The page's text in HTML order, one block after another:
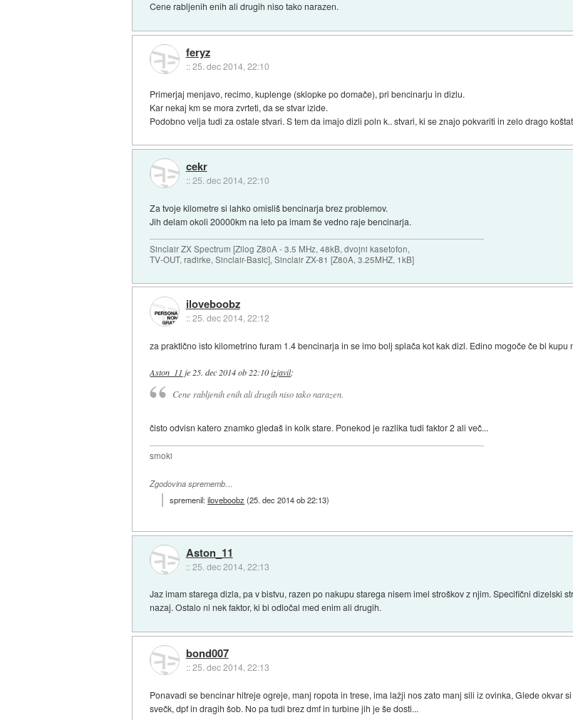
Cene rabljenih enih ali drugih niso tako narazen.
feryz
::25. dec 2014, 22:10
Primerjaj menjavo, recimo, kuplenge (sklopke po domače), pri bencinarju in dizlu.
Kar nekaj km se mora zvrteti, da se stvar izide.
Podobno velja tudi za ostale stvari. S tem da imajo dizli poln k.. stvari, ki se znajo pokvariti in zelo drago
cekr
::25. dec 2014, 22:10
Za tvoje kilometre si lahko omisliš bencinarja brez problemov.
Jih delam okoli 20000km na leto pa imam še vedno raje bencinarja.
Sinclair ZX Spectrum [Zilog Z80A - 3.5 MHz, 48kB, dvojni kasetofon,
TV-OUT, radirke, Sinclair-Basic], Sinclair ZX-81 [Z80A, 3.25MHZ, 1kB]
iloveboobz
::25. dec 2014, 22:12
za praktično isto kilometrino furam 1.4 bencinarja in se imo bolj splača kot kak dizl. Edino mogoče če bi
Aston_11 je 25. dec 2014 ob 22:10 izjavil:
Cene rabljenih enih ali drugih niso tako narazen.
čisto odvisn katero znamko gledaš in kolk stare. Ponekod je razlika tudi faktor 2 ali več...
smoki
Zgodovina sprememb…
spremenil:iloveboobz (25. dec 2014 ob 22:13)
Aston_11
::25. dec 2014, 22:13
Jaz imam starega dizla, pa v bistvu, razen po nakupu starega nisem imel stroškov z njim. Specifični dizelski
nazaj. Ostalo ni nek faktor, ki bi odločal med enim ali drugih.
bond007
::25. dec 2014, 22:13
Ponavadi se bencinar hitreje ogreje, manj ropota in trese, ima lažji nos zato manj sili iz ovinka, Glede okvar
svečk, dpf in dragih šob. No pa tudi brez dmf in turbine jih je še dosti...